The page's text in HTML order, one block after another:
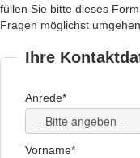
füllen Sie bitte dieses
Fragen möglichst
Ihre
Anrede*
Vorname*